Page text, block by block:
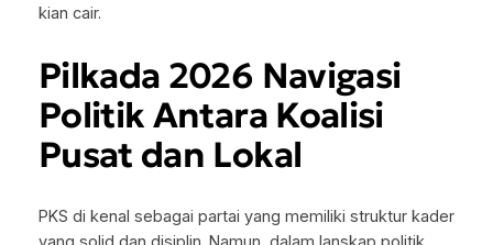
kian cair.
Pilkada 2026 Navigasi
Politik Antara Koalisi
Pusat dan Lokal
PKS di kenal sebagai partai yang memiliki struktur kader